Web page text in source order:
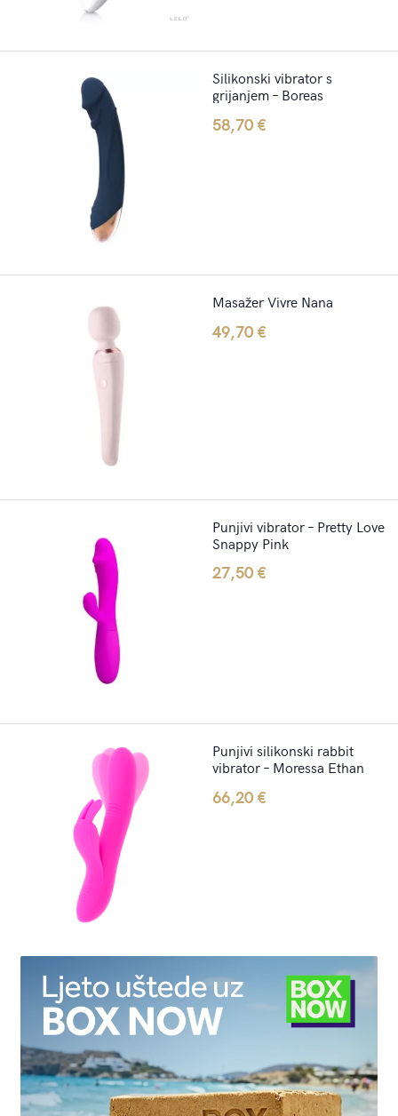
Silikonski vibrator s
grijanjem – Boreas
58,70€
Masažer Vivre Nana
49,70€
Punjivi vibrator – Pretty Love
Snappy Pink
27,50€
Punjivi silikonski rabbit
vibrator – Moressa Ethan
66,20€